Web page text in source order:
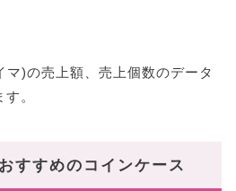
マ)の売上額、売上個数のデータ
。
すすめのコインケース